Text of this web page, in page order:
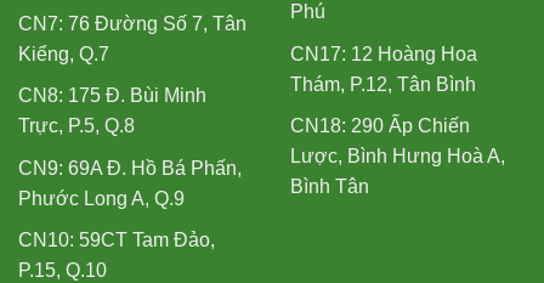
CN7: 76 Đường Số 7, Tân
Kiểng, Q.7
CN8: 175 Đ. Bùi Minh
Trực, P.5, Q.8
CN9: 69A Đ. Hồ Bá Phấn,
Phước Long A, Q.9
CN10: 59CT Tam Đảo,
P.15, Q.10
Phú
CN17: 12 Hoàng Hoa
Thám, P.12, Tân Bình
CN18: 290 Ấp Chiến
Lược, Bình Hưng Hoà A,
Bình Tân